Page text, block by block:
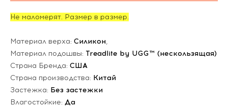
Не маломерят. Размер в размер.
Материал верха: Силикон,
Материал подошвы: Treadlite by UGG™ (нескользящая)
Страна Бренда: США
Страна производства: Китай
Застежка: Без застежки
Влагостойкие: Да